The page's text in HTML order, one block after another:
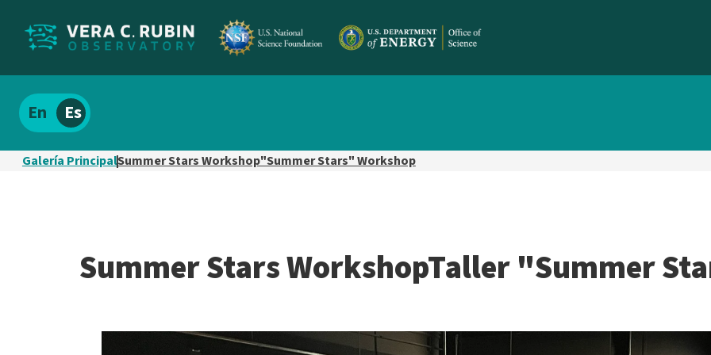
Localizar
el
contenido
Español
Galería PrincipalSummer Stars Workshop"Summer Stars" Workshop
Summer Stars WorkshopTaller "Summer